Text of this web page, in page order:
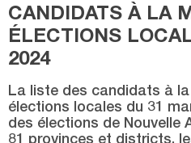
ÇEVRELİ
CİMİTEKKE
DEMİRCİLİ
EMİRSEYİT
ERBAA
CANDIDATS À LA
ÉLECTIONS
2024
La liste des candidats à
élections locales du 31
des élections de Nouvelle
81 provinces et districts,